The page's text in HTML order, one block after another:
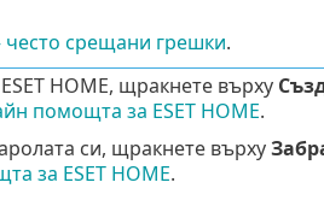
срещани грешки.
HOME, щракнете върху
помощта за ESET HOME.
си, щракнете върху
за ESET HOME.